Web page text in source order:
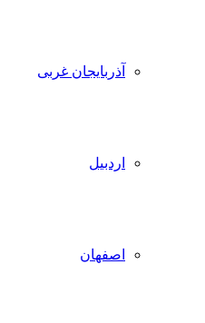
آذربایجان غربی
اردبیل
اصفهان